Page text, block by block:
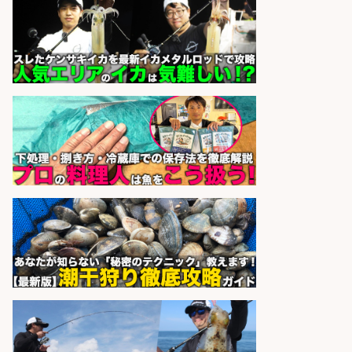
さらに求人情報を見る